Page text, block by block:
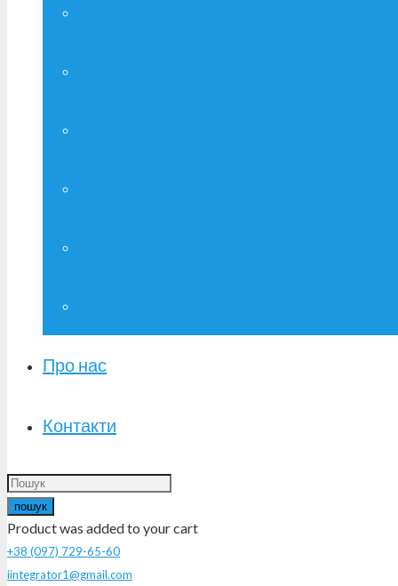
Про нас
Контакти
пошук
Productwas added to your cart
+38 (097) 729-65-60
iintegrator1@gmail.com